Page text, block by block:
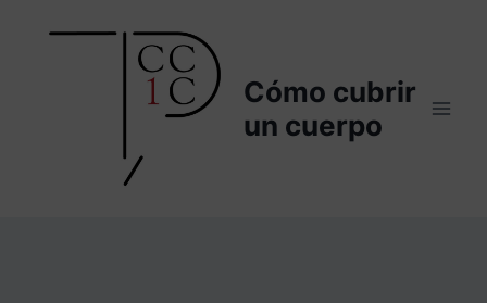
Cómo cubrir
un cuerpo